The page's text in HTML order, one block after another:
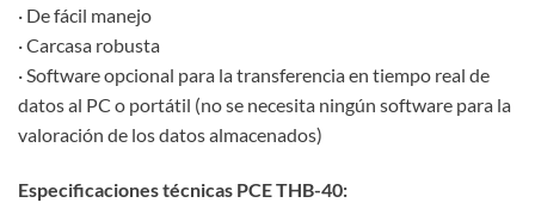
· De fácil manejo
· Carcasa robusta
· Software opcional para la transferencia en tiempo real de
datos al PC o portátil (no se necesita ningún software para la
valoración de los datos almacenados)
Especificaciones técnicas PCE THB-40: